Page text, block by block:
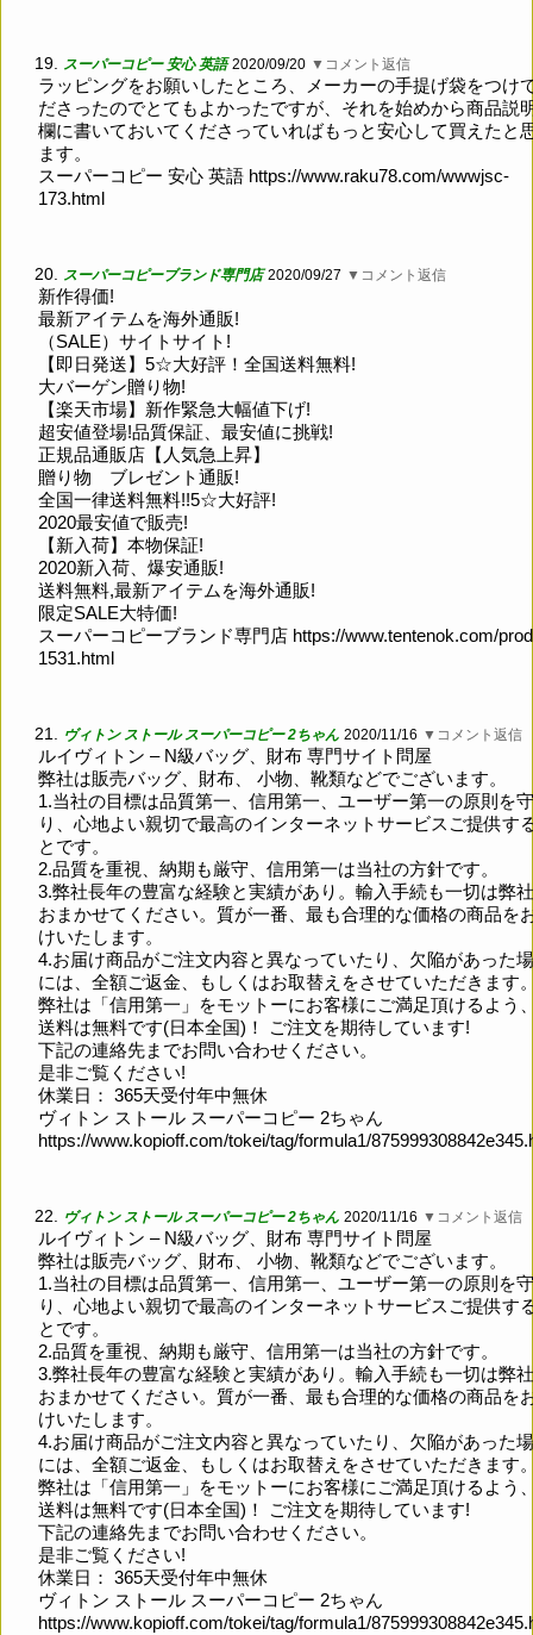
19. スーパーコピー 安心 英語 2020/09/20 ▼コメント返信
ラッピングをお願いしたところ、メーカーの手提げ袋をつけ
ださったのでとてもよかったですが、それを始めから商品説
欄に書いておいてくださっていればもっと安心して買えたと
ます。
スーパーコピー 安心 英語 https://www.raku78.com/wwwjsc-
173.html
20. スーパーコピーブランド専門店 2020/09/27 ▼コメント返信
新作得価!
最新アイテムを海外通販!
（SALE）サイトサイト!
【即日発送】5☆大好評！全国送料無料!
大バーゲン贈り物!
【楽天市場】新作緊急大幅値下げ!
超安値登場!品質保証、最安値に挑戦!
正規品通販店【人気急上昇】
贈り物 ブレゼント通販!
全国一律送料無料!!5☆大好評!
2020最安値で販売!
【新入荷】本物保証!
2020新入荷、爆安通販!
送料無料,最新アイテムを海外通販!
限定SALE大特価!
スーパーコピーブランド専門店 https://www.tentenok.com/
1531.html
21. ヴィトン ストール スーパーコピー 2ちゃん 2020/11/16 ▼コメント返信
ルイヴィトン – N級バッグ、財布 専門サイト問屋
弊社は販売バッグ、財布、 小物、靴類などでございます。
1.当社の目標は品質第一、信用第一、ユーザー第一の原則を守
り、心地よい親切で最高のインターネットサービスご提供す
とです。
2.品質を重視、納期も厳守、信用第一は当社の方針です。
3.弊社長年の豊富な経験と実績があり。輸入手続も一切は弊
おまかせてください。質が一番、最も合理的な価格の商品を
けいたします。
4.お届け商品がご注文内容と異なっていたり、欠陥があった
には、全額ご返金、もしくはお取替えをさせていただきます
弊社は「信用第一」をモットーにお客様にご満足頂けるよう
送料は無料です(日本全国)！ ご注文を期待しています!
下記の連絡先までお問い合わせください。
是非ご覧ください!
休業日： 365天受付年中無休
ヴィトン ストール スーパーコピー 2ちゃん
https://www.kopioff.com/tokei/tag/formula1/
22. ヴィトン ストール スーパーコピー 2ちゃん 2020/11/16 ▼コメント返信
ルイヴィトン – N級バッグ、財布 専門サイト問屋
弊社は販売バッグ、財布、 小物、靴類などでございます。
1.当社の目標は品質第一、信用第一、ユーザー第一の原則を守
り、心地よい親切で最高のインターネットサービスご提供す
とです。
2.品質を重視、納期も厳守、信用第一は当社の方針です。
3.弊社長年の豊富な経験と実績があり。輸入手続も一切は弊
おまかせてください。質が一番、最も合理的な価格の商品を
けいたします。
4.お届け商品がご注文内容と異なっていたり、欠陥があった
には、全額ご返金、もしくはお取替えをさせていただきます
弊社は「信用第一」をモットーにお客様にご満足頂けるよう
送料は無料です(日本全国)！ ご注文を期待しています!
下記の連絡先までお問い合わせください。
是非ご覧ください!
休業日： 365天受付年中無休
ヴィトン ストール スーパーコピー 2ちゃん
https://www.kopioff.com/tokei/tag/formula1/